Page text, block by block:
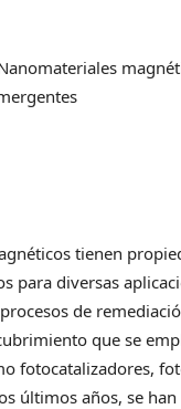
tienen
para diversas
de
que se
fotocatalizadores,
últimos años, se